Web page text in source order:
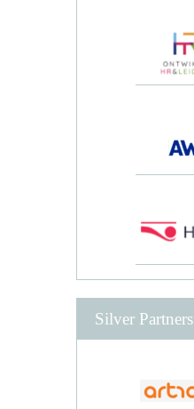
Silver Partners